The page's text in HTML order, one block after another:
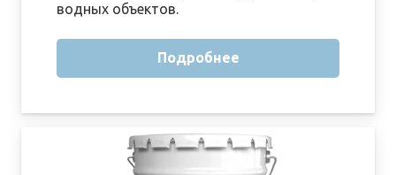
водных объектов.
Подробнее